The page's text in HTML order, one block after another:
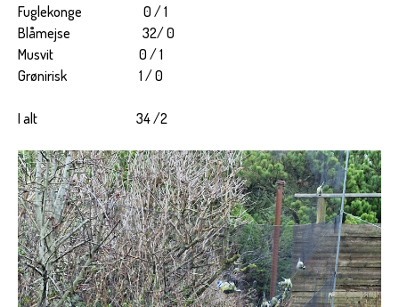
Fuglekonge 0 / 1
Blåmejse 32/ 0
Musvit 0 / 1
Grønirisk 1 / 0
I alt 34 /2